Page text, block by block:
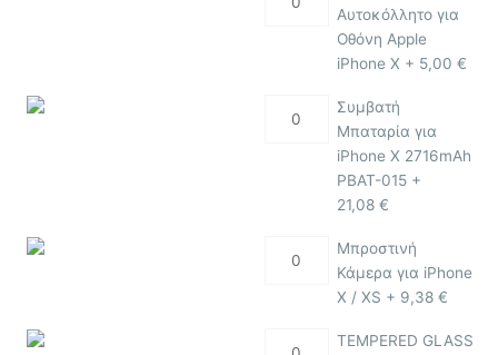
Αυτοκόλλητο για
Οθόνη Apple
iPhone X + 5,00 €
Συμβατή
Μπαταρία για
iPhone X 2716mAh
PBAT-015 +
21,08 €
Μπροστινή
Κάμερα για iPhone
X / XS + 9,38 €
TEMPERED GLASS